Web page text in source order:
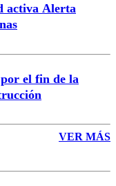
activa Alerta
el fin de la
VER MÁS